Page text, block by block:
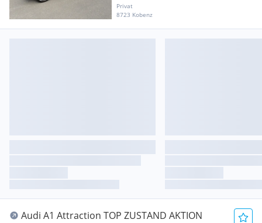
Privat
8723 Kobenz
Audi A1 Attraction TOP ZUSTAND AKTION